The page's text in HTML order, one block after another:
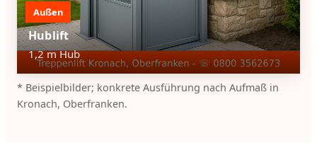
Außen
Hublift
1,2 m Hub
* Beispielbilder; konkrete Ausführung nach Aufmaß in
Kronach, Oberfranken.